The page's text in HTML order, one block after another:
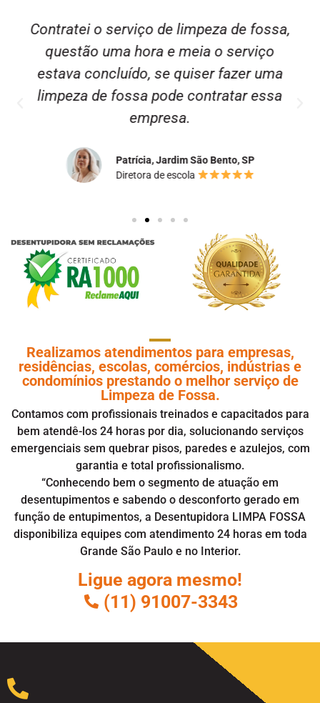
Contratei o serviço de limpeza de fossa,
questão uma hora e meia o serviço
estava concluído, se quiser fazer uma
limpeza de fossa pode contratar essa
empresa.
Patrícia, Jardim São Bento, SP
Diretora de escola
Realizamos atendimentos para empresas,
residências, escolas, comércios, indústrias e
condomínios prestando o melhor serviço de
Limpeza de Fossa.
Contamos com profissionais treinados e capacitados para
bem atendê-los 24 horas por dia, solucionando serviços
emergenciais sem quebrar pisos, paredes e azulejos, com
garantia e total profissionalismo.
“Conhecendo bem o segmento de atuação em
desentupimentos e sabendo o desconforto gerado em
função de entupimentos, a Desentupidora LIMPA FOSSA
disponibiliza equipes com atendimento 24 horas em toda
Grande São Paulo e no Interior.
Ligue agora mesmo!
(11) 91007-3343